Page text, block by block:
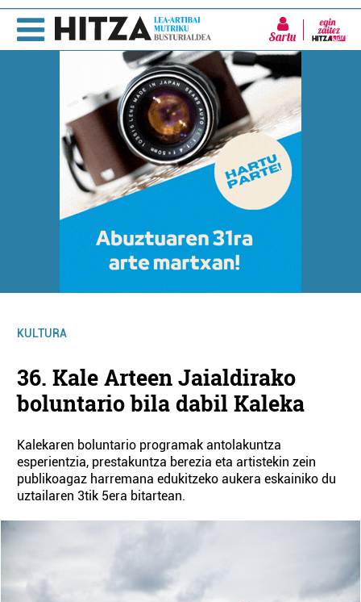
Sartu
KULTURA
36. Kale Arteen Jaialdirako
boluntario bila dabil Kaleka
Kalekaren boluntario programak antolakuntza
esperientzia, prestakuntza berezia eta artistekin zein
publikoagaz harremana edukitzeko aukera eskainiko du
uztailaren 3tik 5era bitartean.